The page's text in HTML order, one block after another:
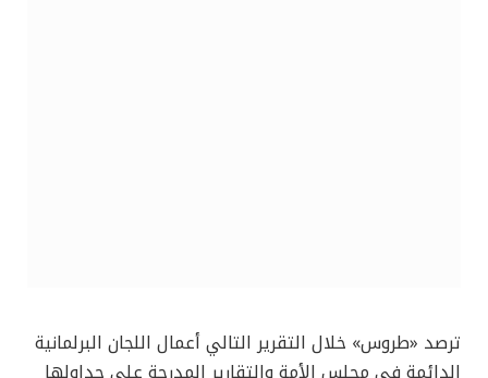
ترصد «طروس» خلال التقرير التالي أعمال اللجان البرلمانية